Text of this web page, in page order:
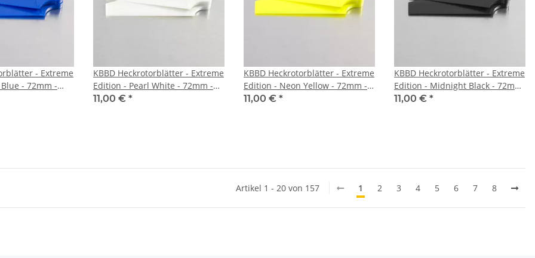
- Extreme
- 72mm -
Atom/Protos
KBBD Heckrotorblätter - Extreme
Edition - Pearl White - 72mm -
4mm Root - Lepton/Atom/Protos
11,00 € *
KBBD Heckrotorblätter - Extreme
Edition - Neon Yellow - 72mm -
4mm Root - Lepton/Atom/Protos
11,00 € *
KBBD Heckrotorblätter - Extreme
Edition - Midnight Black - 72mm
- 4mm Root -
11,00 € *
Artikel 1 - 20 von 157 1 2 3 4 5 6 7 8